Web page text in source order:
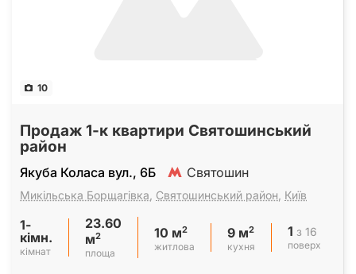
10
Продаж 1-к квартири Святошинський
район
Якуба Коласа вул., 6Б Святошин
Микільська Борщагівка Святошинський район Київ
1-
кімн.
кімнат
23.60
м2
площа
10 м2
житлова
9 м2
кухня
1 з 16
поверх